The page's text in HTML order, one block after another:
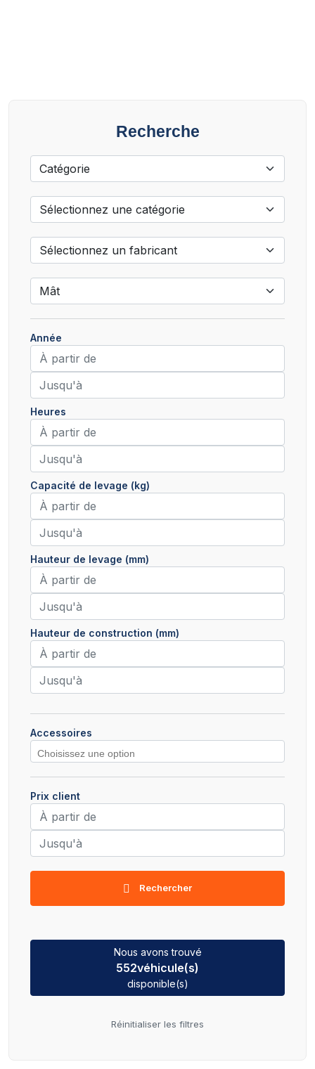
Recherche
Année
Heures
Capacité de levage (kg)
Hauteur de levage (mm)
Hauteur de construction (mm)
Accessoires
Prix client
Rechercher
Nous avons trouvé
552véhicule(s)
disponible(s)
Réinitialiser les filtres